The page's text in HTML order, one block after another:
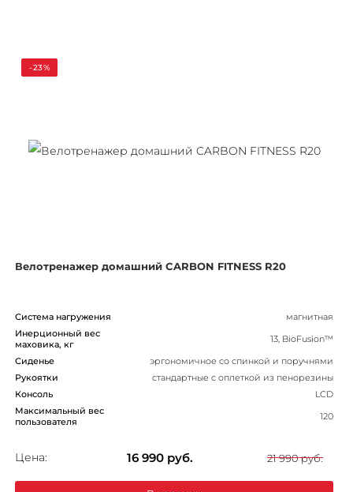
-23%
Велотренажер домашний CARBON FITNESS R20
Система нагружения
магнитная
Инерционный вес
маховика, кг
13, BioFusion™
Сиденье
эргономичное со спинкой и поручнями
Рукоятки
стандартные с оплеткой из пенорезины
Консоль
LCD
Максимальный вес
пользователя
120
Цена: 16 990 руб. 21 990 руб.